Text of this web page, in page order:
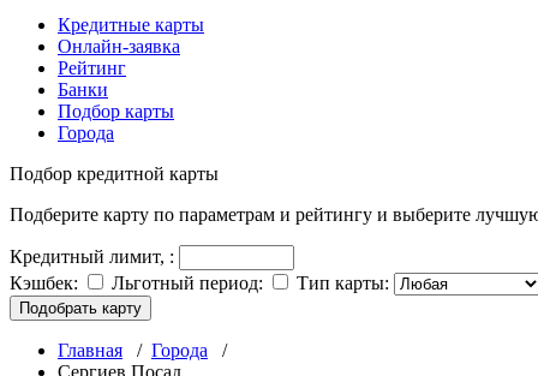
Кредитные карты
Онлайн-заявка
Рейтинг
Банки
Подбор карты
Города
Подбор кредитной карты
Подберите карту по параметрам и рейтингу и выберите
Кредитный лимит, :
Кэшбек:
Льготный период: Тип карты:
Подобрать карту
Главная / Города /
Сергиев Посад